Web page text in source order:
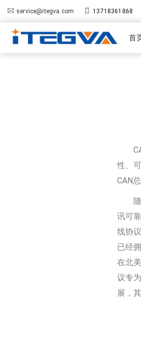
service@itegva.com 13718361868
首
性、
CAN
讯可
线协
已经
在北
议专
展，